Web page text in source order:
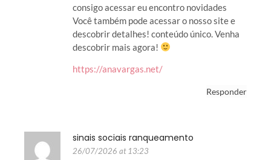
consigo acessar eu encontro novidades
Você também pode acessar o nosso site e
descobrir detalhes! conteúdo único. Venha
descobrir mais agora!
https://anavargas.net/
Responder
sinais sociais ranqueamento
26/07/2026 at 13:23